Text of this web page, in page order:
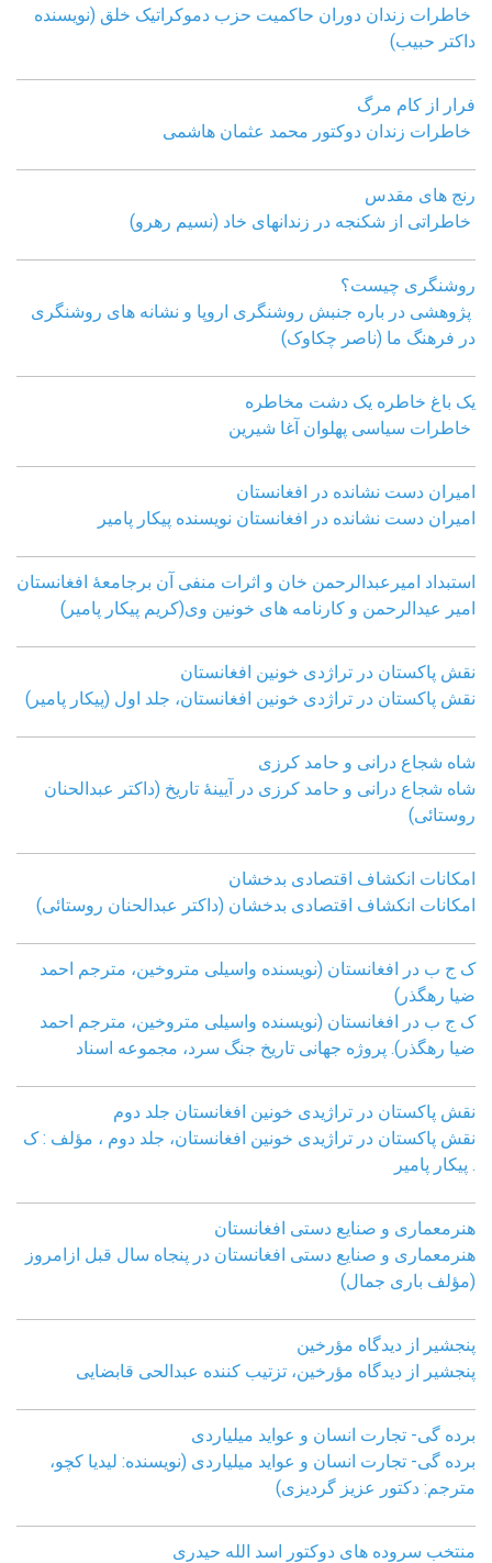
خاطرات زندان دوران حاکمیت حزب دموکراتیک خلق (نویسنده
داکتر حبیب)
فرار از کام مرگ
خاطرات زندان دوکتور محمد عثمان هاشمی
رنج های مقدس
خاطراتی از شکنجه در زندانهای خاد (نسیم رهرو)
روشنگری چیست؟
پژوهشی در باره جنبش روشنگری اروپا و نشانه های روشنگری
در فرهنگ ما (ناصر چکاوک)
یک باغ خاطره یک دشت مخاطره
خاطرات سیاسی پهلوان آغا شیرین
امیران دست نشانده در افغانستان
امیران دست نشانده در افغانستان نویسنده پیکار پامیر
استبداد امیرعبدالرحمن خان و اثرات منفی آن برجامعۀ افغانستان
امیر عیدالرحمن و کارنامه های خونین وی(کریم پیکار پامیر)
نقش پاکستان در تراژدی خونین افغانستان
نقش پاکستان در تراژدی خونین افغانستان، جلد اول (پیکار پامیر)
شاه شجاع درانی و حامد کرزی
شاه شجاع درانی و حامد کرزی در آیینۀ تاریخ (داکتر عبدالحنان
روستائی)
امکانات انکشاف اقتصادی بدخشان
امکانات انکشاف اقتصادی بدخشان (داکتر عبدالحنان روستائی)
ک ج ب در افغانستان (نویسنده واسیلی متروخین، مترجم احمد
ضیا رهگذر)
ک ج ب در افغانستان (نویسنده واسیلی متروخین، مترجم احمد
ضیا رهگذر). پروژه جهانی تاریخ جنگ سرد، مجموعه اسناد
نقش پاکستان در تراژیدی خونین افغانستان جلد دوم
نقش پاکستان در تراژیدی خونین افغانستان، جلد دوم ، مؤلف : ک
. پیکار پامیر
هنرمعماری و صنایع دستی افغانستان
هنرمعماری و صنایع دستی افغانستان در پنجاه سال قبل ازامروز
(مؤلف باری جمال)
پنجشیر از دیدگاه مؤرخین
پنجشیر از دیدگاه مؤرخین، تزتیب کننده عبدالحی قابضايی
برده گی- تجارت انسان و عواید میلیاردی
برده گی- تجارت انسان و عواید میلیاردی (نویسنده: لیدیا کچو،
مترجم: دکتور عزیز گردیزی)
منتخب سروده های دوکتور اسد الله حیدری